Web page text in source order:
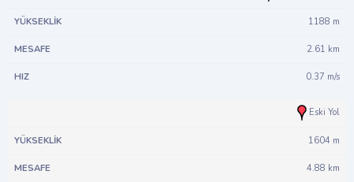
1188 m
2.61 km
0.37 m/s
Eski Yol
1604 m
4.88 km